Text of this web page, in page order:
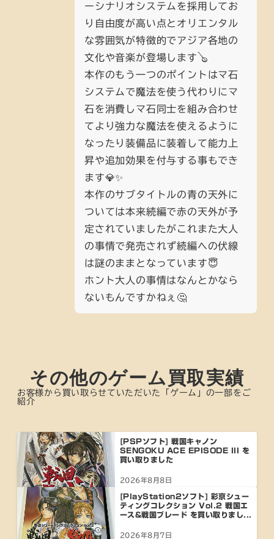
ーシナリオシステムを採用してお
り自由度が高い点とオリエンタル
な雰囲気が特徴的でアジア各地の
文化や音楽が登場します🪕
本作のもう一つのポイントはマ石
システムで魔法を使う代わりにマ
石を消費しマ石同士を組み合わせ
てより強力な魔法を使えるように
なったり装備品に装着して能力上
昇や追加効果を付与する事もでき
ます💎✨
本作のサブタイトルの青の天外に
ついては本来続編で赤の天外が予
定されていましたがこれまた大人
の事情で発売されず続編への伏線
は謎のままとなっています😇
ホント大人の事情はなんとかなら
ないもんですかねぇ🤔
その他のゲーム買取実績
お客様から買い取らせていただいた「ゲーム」の一部をご
紹介
[PSPソフト] 戦国キャノン
SENGOKU ACE EPISODE III を
買い取りました
2026年8月8日
[PlayStation2ソフト] 彩京シュー
ティングコレクション Vol.2 戦国エ
ース&戦国ブレード を買い取りまし...
2026年8月7日